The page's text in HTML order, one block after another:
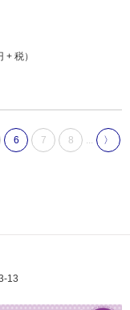
税）
6 7 8 ... 〉
13